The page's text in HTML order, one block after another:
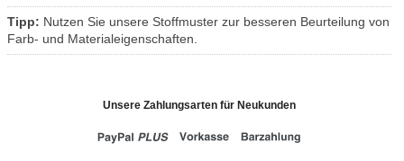
Tipp: Nutzen Sie unsere Stoffmuster zur besseren Beurteilung von
Farb- und Materialeigenschaften.
Unsere Zahlungsarten für Neukunden